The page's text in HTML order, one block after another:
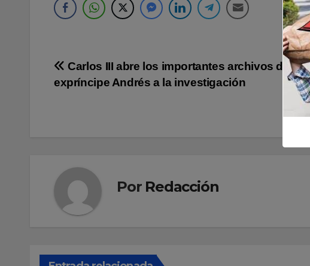
Navegación
de
Carlos III abre los importantes archivos del
expríncipe Andrés a la investigación
Por Redacción